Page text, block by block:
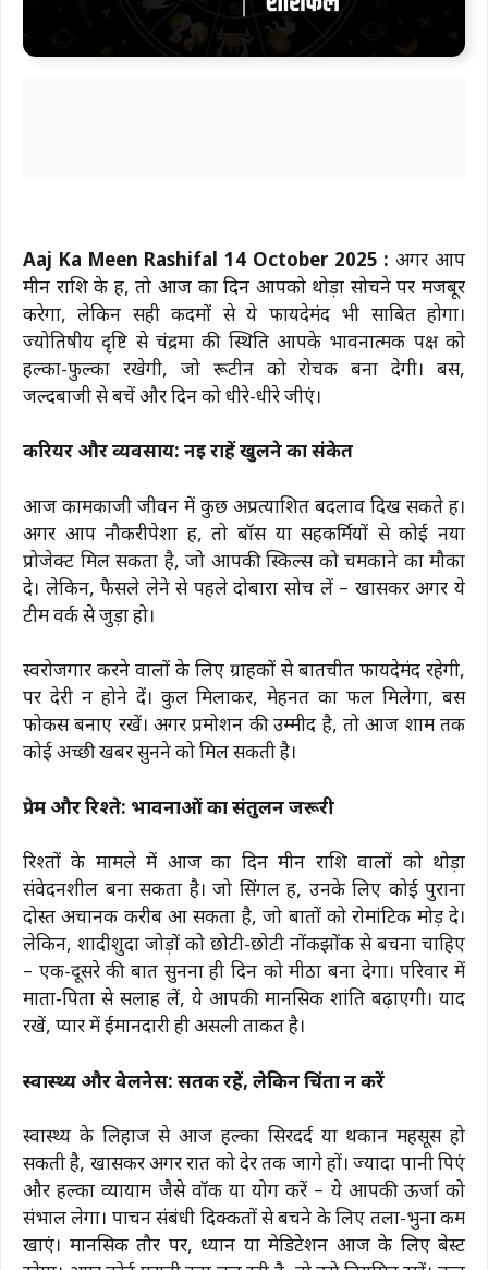
Aaj Ka Meen Rashifal 14 October 2025 : अगर आप
मीन राशि के हैं, तो आज का दिन आपको थोड़ा सोचने पर मजबूर
करेगा, लेकिन सही कदमों से ये फायदेमंद भी साबित होगा।
ज्योतिषीय दृष्टि से चंद्रमा की स्थिति आपके भावनात्मक पक्ष को
हल्का-फुल्का रखेगी, जो रूटीन को रोचक बना देगी। बस,
जल्दबाजी से बचें और दिन को धीरे-धीरे जीएं।
करियर और व्यवसाय: नई राहें खुलने का संकेत
आज कामकाजी जीवन में कुछ अप्रत्याशित बदलाव दिख सकते हैं।
अगर आप नौकरीपेशा हैं, तो बॉस या सहकर्मियों से कोई नया
प्रोजेक्ट मिल सकता है, जो आपकी स्किल्स को चमकाने का मौका
दे। लेकिन, फैसले लेने से पहले दोबारा सोच लें – खासकर अगर ये
टीम वर्क से जुड़ा हो।
स्वरोजगार करने वालों के लिए ग्राहकों से बातचीत फायदेमंद रहेगी,
पर देरी न होने दें। कुल मिलाकर, मेहनत का फल मिलेगा, बस
फोकस बनाए रखें। अगर प्रमोशन की उम्मीद है, तो आज शाम तक
कोई अच्छी खबर सुनने को मिल सकती है।
प्रेम और रिश्ते: भावनाओं का संतुलन जरूरी
रिश्तों के मामले में आज का दिन मीन राशि वालों को थोड़ा
संवेदनशील बना सकता है। जो सिंगल हैं, उनके लिए कोई पुराना
दोस्त अचानक करीब आ सकता है, जो बातों को रोमांटिक मोड़ दे।
लेकिन, शादीशुदा जोड़ों को छोटी-छोटी नोंकझोंक से बचना चाहिए
– एक-दूसरे की बात सुनना ही दिन को मीठा बना देगा। परिवार में
माता-पिता से सलाह लें, ये आपकी मानसिक शांति बढ़ाएगी। याद
रखें, प्यार में ईमानदारी ही असली ताकत है।
स्वास्थ्य और वेलनेस: सतर्क रहें, लेकिन चिंता न करें
स्वास्थ्य के लिहाज से आज हल्का सिरदर्द या थकान महसूस हो
सकती है, खासकर अगर रात को देर तक जागे हों। ज्यादा पानी पिएं
और हल्का व्यायाम जैसे वॉक या योग करें – ये आपकी ऊर्जा को
संभाल लेगा। पाचन संबंधी दिक्कतों से बचने के लिए तला-भुना कम
खाएं। मानसिक तौर पर, ध्यान या मेडिटेशन आज के लिए बेस्ट